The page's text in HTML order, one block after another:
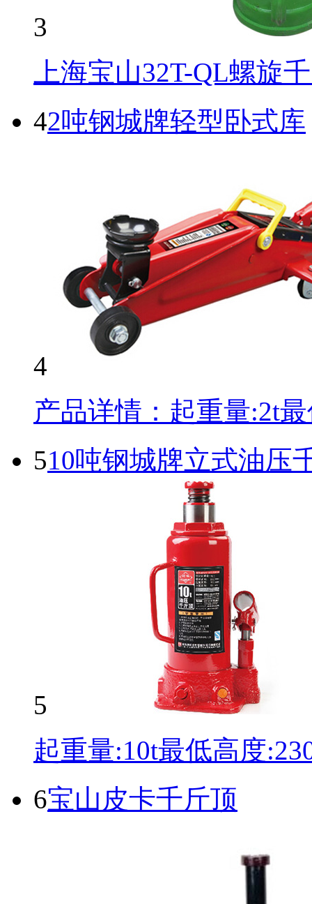
3
上海宝山32T-QL螺旋
42吨钢城牌轻型卧式库
4
产品详情：起重量:2t
510吨钢城牌立式油压
5
起重量:10t最低高度
6宝山皮卡千斤顶